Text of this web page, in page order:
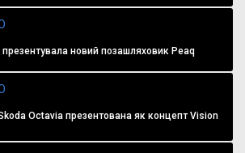
презентувала новий позашляховик Peaq
Octavia презентована як концепт Vision